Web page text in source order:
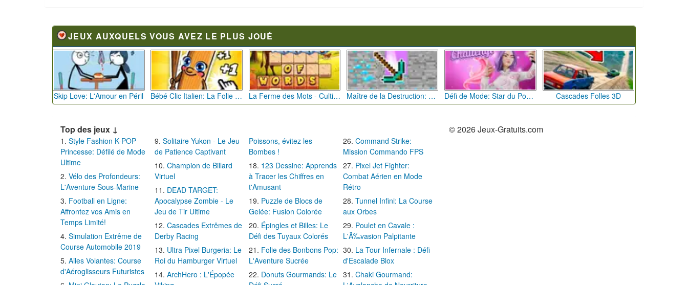
JEUX AUXQUELS VOUS AVEZ LE PLUS JOUÉ
Skip Love: L'Amour en Péril Bébé Clic Italien: La Folie des Petits Bambins La Ferme des Mots - Cultivez votre Vocabulaire Maître de la Destruction: Fusion de Pioches Défi de Mode: Star du Podium Cascades Folles 3D
Top des jeux ↓
Style Fashion K-POP
Princesse: Défilé de Mode
Ultime
Vélo des Profondeurs:
L'Aventure Sous-Marine
Football en Ligne:
Affrontez vos Amis en
Temps Limité!
Simulation Extrême de
Course Automobile 2019
Ailes Volantes: Course
d'Aéroglisseurs Futuristes
Solitaire Yukon - Le Jeu
de Patience Captivant
Champion de Billard
Virtuel
DEAD TARGET:
Apocalypse Zombie - Le
Jeu de Tir Ultime
Cascades Extrêmes de
Derby Racing
Ultra Pixel Burgeria: Le
Roi du Hamburger Virtuel
ArchHero : L'Épopée
Poissons, évitez les
Bombes !
123 Dessine: Apprends
à Tracer les Chiffres en
t'Amusant
Puzzle de Blocs de
Gelée: Fusion Colorée
Épingles et Billes: Le
Défi des Tuyaux Colorés
Folie des Bonbons Pop:
L'Aventure Sucrée
Donuts Gourmands: Le
Command Strike:
Mission Commando FPS
Pixel Jet Fighter:
Combat Aérien en Mode
Rétro
Tunnel Infini: La Course
aux Orbes
Poulet en Cavale :
L'Ã‰vasion Palpitante
La Tour Infernale : Défi
d'Escalade Blox
Chaki Gourmand:
© 2026 Jeux-Gratuits.com